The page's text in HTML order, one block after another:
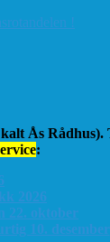
Ås Rådhus).
:
2026
22. oktober
10. desember